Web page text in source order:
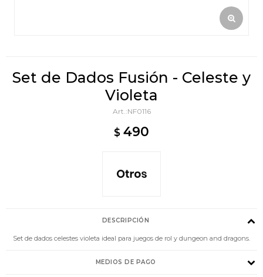
Set de Dados Fusión - Celeste y
Violeta
NF0116
$ 490
DESCRIPCIÓN
Set de dados celestes violeta ideal para juegos de rol y dungeon and dragons.
MEDIOS DE PAGO